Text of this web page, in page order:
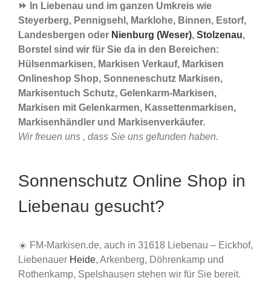
⏩ In Liebenau und im ganzen Umkreis wie
Steyerberg, Pennigsehl, Marklohe, Binnen, Estorf,
Landesbergen oder Nienburg (Weser), Stolzenau,
Borstel sind wir für Sie da in den Bereichen:
Hülsenmarkisen, Markisen Verkauf, Markisen
Onlineshop Shop, Sonneneschutz Markisen,
Markisentuch Schutz, Gelenkarm-Markisen,
Markisen mit Gelenkarmen, Kassettenmarkisen,
Markisenhändler und Markisenverkäufer.
Wir freuen uns , dass Sie uns gefunden haben.
Sonnenschutz Online Shop in
Liebenau gesucht?
☀️ FM-Markisen.de, auch in 31618 Liebenau – Eickhof,
Liebenauer Heide, Arkenberg, Döhrenkamp und
Rothenkamp, Spelshausen stehen wir für Sie bereit.